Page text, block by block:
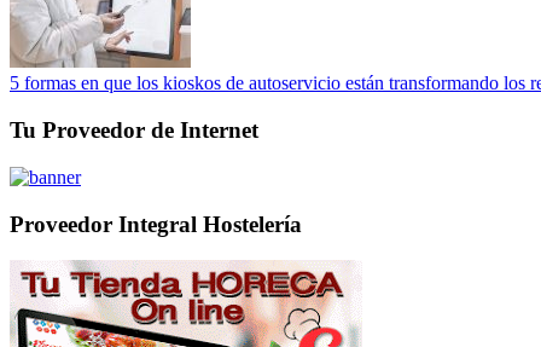
5 formas en que los kioskos de autoservicio están transformando los
Tu Proveedor de Internet
Proveedor Integral Hostelería